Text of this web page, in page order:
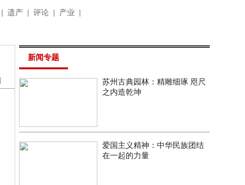
| 遗产 | 评论 | 产业 |
新闻专题
苏州古典园林：精雕细琢 咫尺
之内造乾坤
爱国主义精神：中华民族团结
在一起的力量